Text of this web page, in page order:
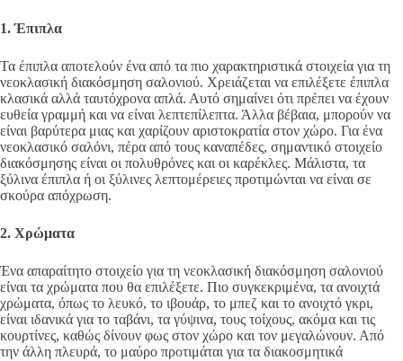
1. Έπιπλα
Τα έπιπλα αποτελούν ένα από τα πιο χαρακτηριστικά στοιχεία για τη
νεοκλασική διακόσμηση σαλονιού. Χρειάζεται να επιλέξετε έπιπλα
κλασικά αλλά ταυτόχρονα απλά. Αυτό σημαίνει ότι πρέπει να έχουν
ευθεία γραμμή και να είναι λεπτεπίλεπτα. Άλλα βέβαια, μπορούν να
είναι βαρύτερα μιας και χαρίζουν αριστοκρατία στον χώρο. Για ένα
νεοκλασικό σαλόνι, πέρα από τους καναπέδες, σημαντικό στοιχείο
διακόσμησης είναι οι πολυθρόνες και οι καρέκλες. Μάλιστα, τα
ξύλινα έπιπλα ή οι ξύλινες λεπτομέρειες προτιμώνται να είναι σε
σκούρα απόχρωση.
2. Χρώματα
Ένα απαραίτητο στοιχείο για τη νεοκλασική διακόσμηση σαλονιού
είναι τα χρώματα που θα επιλέξετε. Πιο συγκεκριμένα, τα ανοιχτά
χρώματα, όπως το λευκό, το ιβουάρ, το μπεζ και το ανοιχτό γκρι,
είναι ιδανικά για το ταβάνι, τα γύψινα, τους τοίχους, ακόμα και τις
κουρτίνες, καθώς δίνουν φως στον χώρο και τον μεγαλώνουν. Από
την άλλη πλευρά, το μαύρο προτιμάται για τα διακοσμητικά